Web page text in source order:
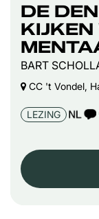
DE
BART
CC 't Vondel,
LEZING